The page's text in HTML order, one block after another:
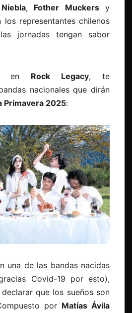
, Fother Muckersy
los representantes chilenos
jornadas tengan sabor
en Rock Legacy, te
nacionales que dirán
Primavera 2025:
una de las bandas nacidas
Covid-19 por esto),
que los sueños son
por Matías Ávila